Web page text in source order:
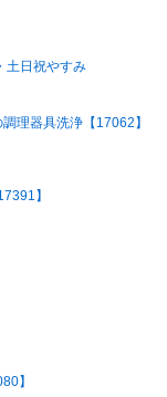
土日祝やすみ
理器具洗浄【17062】
】
】